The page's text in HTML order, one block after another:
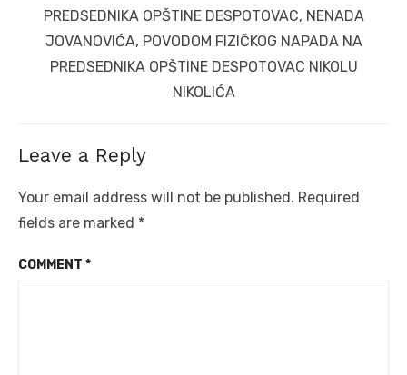
post:
PREDSEDNIKA OPŠTINE DESPOTOVAC, NENADA
JOVANOVIĆA, POVODOM FIZIČKOG NAPADA NA
PREDSEDNIKA OPŠTINE DESPOTOVAC NIKOLU
NIKOLIĆA
Leave a Reply
Your email address will not be published. Required
fields are marked *
COMMENT *